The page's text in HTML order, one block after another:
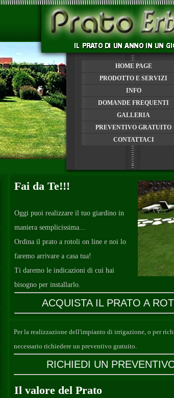
HOME PAGE
PRODOTTO E SERVIZI
INFO
DOMANDE FREQUENTI
GALLERIA
PREVENTIVO GRATUITO
CONTATTACI
Fai da Te!!!
Oggi puoi realizzare il tuo giardino in
maniera semplicissima...
Ordina il prato a rotoli on line e noi lo
faremo arrivare a casa tua!
Ti daremo le indicazioni di cui hai
bisogno per installarlo.
ACQUISTA IL PRATO A
Per la realizzazione dell'impianto di irrigazione, o per
necessario richiedere un preventivo gratuito.
RICHIEDI UN
Il valore del Prato